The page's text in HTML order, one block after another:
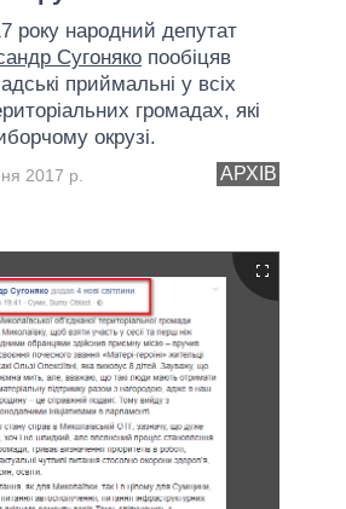
року народний депутат
Сугоняко пообіцяв
приймальні у всіх
громадах, які
окрузі.
АРХІВ
2017 р.